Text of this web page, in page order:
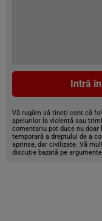
Intră
Vă rugăm să țineți cont că
apelurilor la violență sau
comentariu pot duce nu
temporară a dreptului de a
aprinse, dar civilizate. Vă
discuție bazată pe